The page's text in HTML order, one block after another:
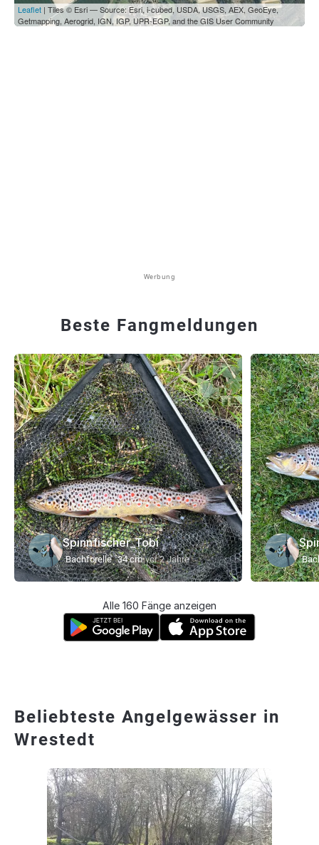
Leaflet | Tiles © Esri — Source: Esri, i-cubed, USDA, USGS, AEX, GeoEye,
Getmapping, Aerogrid, IGN, IGP, UPR-EGP, and the GIS User Community
Werbung
Beste Fangmeldungen
Spinnfischer_Tobi
Bachforelle 34 cm vor 2 Jahre
Alle 160 Fänge anzeigen
Beliebteste Angelgewässer in
Wrestedt